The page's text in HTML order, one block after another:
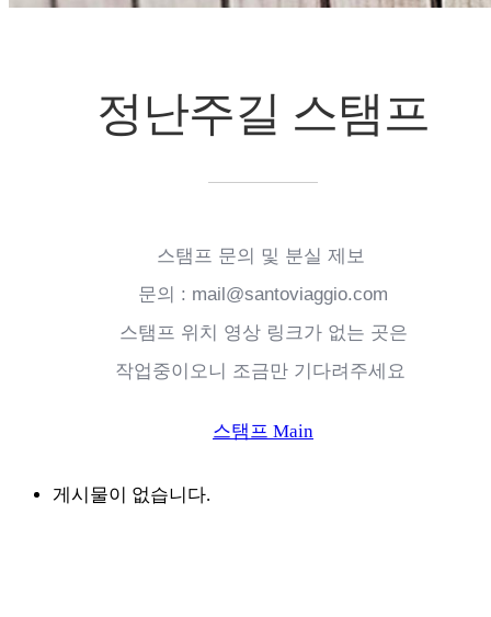
정난주길 스탬프
스탬프 문의 및 분실 제보
문의 : mail@santoviaggio.com
스탬프 위치 영상 링크가 없는 곳은
작업중이오니 조금만 기다려주세요
스탬프 Main
게시물이 없습니다.